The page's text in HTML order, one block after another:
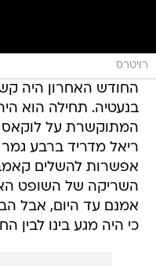
רויטרס
החודש האחרון היה
בנעטיה. תחילה הוא
המתוקשרת על לוקאס
ריאל מדריד ברבע גמר
אפשרות להשלים
השריקה של השופט
אמנם עד היום, אבל
כי היה מגע בינו לבין